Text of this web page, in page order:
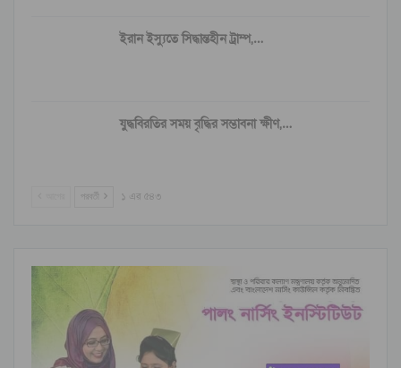
ইরান ইস্যুতে সিদ্ধান্তহীন ট্রাম্প,…
যুদ্ধবিরতির সময় বৃদ্ধির সম্ভাবনা ক্ষীণ,…
পরবর্তী ১ এর ৫৪৩